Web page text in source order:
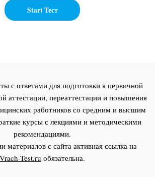
с ответами для подготовки к первичной
аттестации, переаттестации и повышения
работников со средним и высшим
курсы с лекциями и методическими
рекомендациями.
материалов с сайта активная ссылка на
Vrach-Test.ru обязательна.